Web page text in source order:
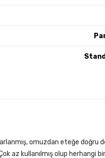
omuzdan eteğe doğru
az kullanılmış olup herhangi